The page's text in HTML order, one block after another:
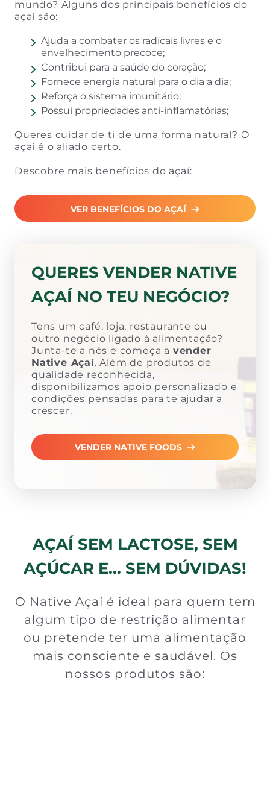
mundo? Alguns dos principais benefícios do
açaí são:
Ajuda a combater os radicais livres e o
envelhecimento precoce;
Contribui para a saúde do coração;
Fornece energia natural para o dia a dia;
Reforça o sistema imunitário;
Possui propriedades anti-inflamatórias;
Queres cuidar de ti de uma forma natural? O
açaí é o aliado certo.
Descobre mais benefícios do açaí:
VER BENEFÍCIOS DO AÇAÍ
QUERES VENDER NATIVE
AÇAÍ NO TEU NEGÓCIO?
Tens um café, loja, restaurante ou
outro negócio ligado à alimentação?
Junta-te a nós e começa a vender
Native Açaí. Além de produtos de
qualidade reconhecida,
disponibilizamos apoio personalizado e
condições pensadas para te ajudar a
crescer.
VENDER NATIVE FOODS
AÇAÍ SEM LACTOSE, SEM
AÇÚCAR E… SEM DÚVIDAS!
O Native Açaí é ideal para quem tem
algum tipo de restrição alimentar
ou pretende ter uma alimentação
mais consciente e saudável. Os
nossos produtos são: